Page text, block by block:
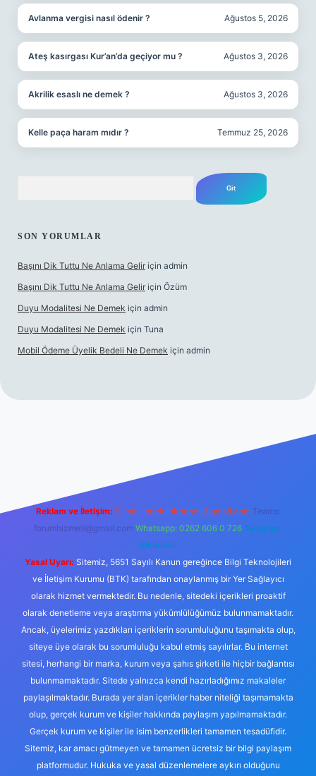
Avlanma vergisi nasıl ödenir ? Ağustos 5, 2026
Ateş kasırgası Kur’an’da geçiyor mu ? Ağustos 3, 2026
Akrilik esaslı ne demek ? Ağustos 3, 2026
Kelle paça haram mıdır ? Temmuz 25, 2026
SON YORUMLAR
Başını Dik Tuttu Ne Anlama Gelir için admin
Başını Dik Tuttu Ne Anlama Gelir için Özüm
Duyu Modalitesi Ne Demek için admin
Duyu Modalitesi Ne Demek için Tuna
Mobil Ödeme Üyelik Bedeli Ne Demek için admin
Reklam ve İletişim: E-mail: backlinkpaneli@gmail.com Teams:
forumhizmeti@gmail.com Whatsapp: 0262 606 0 726 Telegram:
@karabul
Yasal Uyarı: Sitemiz, 5651 Sayılı Kanun gereğince Bilgi Teknolojileri
ve İletişim Kurumu (BTK) tarafından onaylanmış bir Yer Sağlayıcı
olarak hizmet vermektedir. Bu nedenle, sitedeki içerikleri proaktif
olarak denetleme veya araştırma yükümlülüğümüz bulunmamaktadır.
Ancak, üyelerimiz yazdıkları içeriklerin sorumluluğunu taşımakta olup,
siteye üye olarak bu sorumluluğu kabul etmiş sayılırlar. Bu internet
sitesi, herhangi bir marka, kurum veya şahıs şirketi ile hiçbir bağlantısı
bulunmamaktadır. Sitede yalnızca kendi hazırladığımız makaleler
paylaşılmaktadır. Burada yer alan içerikler haber niteliği taşımamakta
olup, gerçek kurum ve kişiler hakkında paylaşım yapılmamaktadır.
Gerçek kurum ve kişiler ile isim benzerlikleri tamamen tesadüfidir.
Sitemiz, kar amacı gütmeyen ve tamamen ücretsiz bir bilgi paylaşım
platformudur. Hukuka ve yasal düzenlemelere aykırı olduğunu